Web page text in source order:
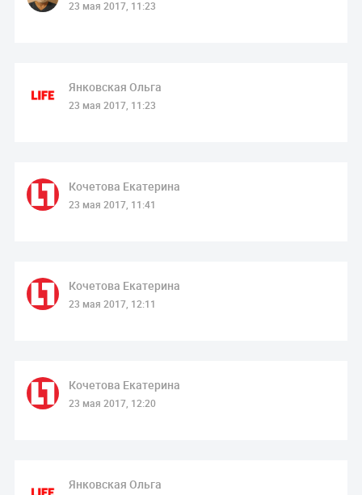
23 мая 2017, 11:23
Янковская Ольга
23 мая 2017, 11:23
Кочетова Екатерина
23 мая 2017, 11:41
Кочетова Екатерина
23 мая 2017, 12:11
Кочетова Екатерина
23 мая 2017, 12:20
Янковская Ольга